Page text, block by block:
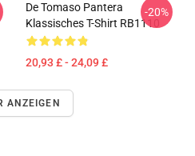
De Tomaso Pantera
Klassisches T-Shirt RB1110
20,93 £ - 24,09 £
-20%
ANZEIGEN